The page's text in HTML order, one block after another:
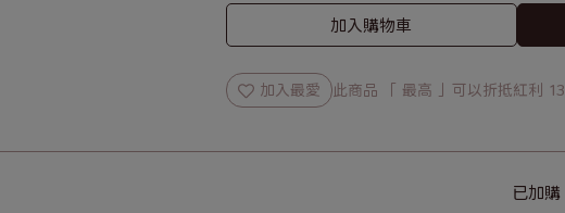
加入購物車
加入最愛 此商品 「 最高 」可以折抵紅利 13
已加購